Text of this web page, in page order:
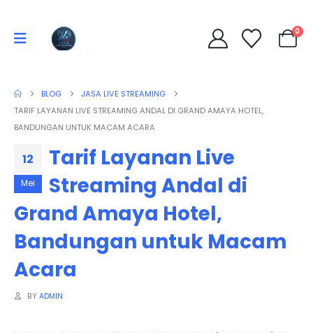
0
BLOG
JASA LIVE STREAMING
TARIF LAYANAN LIVE STREAMING ANDAL DI GRAND AMAYA HOTEL,
BANDUNGAN UNTUK MACAM ACARA
12
Mei
Tarif Layanan Live
Streaming Andal di
Grand Amaya Hotel,
Bandungan untuk Macam
Acara
BY ADMIN